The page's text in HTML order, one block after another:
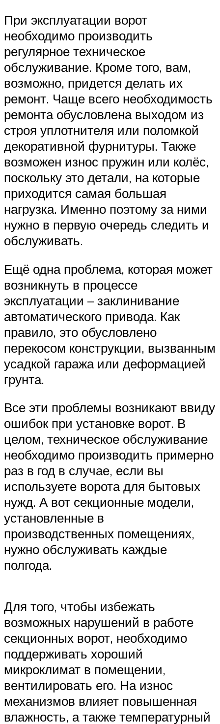
При эксплуатации ворот
необходимо производить
регулярное техническое
обслуживание. Кроме того, вам,
возможно, придется делать их
ремонт. Чаще всего необходимость
ремонта обусловлена выходом из
строя уплотнителя или поломкой
декоративной фурнитуры. Также
возможен износ пружин или колёс,
поскольку это детали, на которые
приходится самая большая
нагрузка. Именно поэтому за ними
нужно в первую очередь следить и
обслуживать.
Ещё одна проблема, которая может
возникнуть в процессе
эксплуатации – заклинивание
автоматического привода. Как
правило, это обусловлено
перекосом конструкции, вызванным
усадкой гаража или деформацией
грунта.
Все эти проблемы возникают ввиду
ошибок при установке ворот. В
целом, техническое обслуживание
необходимо производить примерно
раз в год в случае, если вы
используете ворота для бытовых
нужд. А вот секционные модели,
установленные в
производственных помещениях,
нужно обслуживать каждые
полгода.
Для того, чтобы избежать
возможных нарушений в работе
секционных ворот, необходимо
поддерживать хороший
микроклимат в помещении,
вентилировать его. На износ
механизмов влияет повышенная
влажность, а также температурный